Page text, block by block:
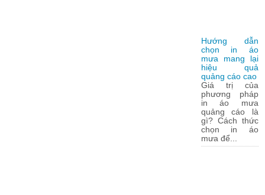
Hướng dẫn
chọn in áo
mưa mang lại
hiệu quả
quảng cáo cao
Giá trị của
phương pháp
in áo mưa
quảng cáo là
gì? Cách thức
chọn in áo
mưa để...